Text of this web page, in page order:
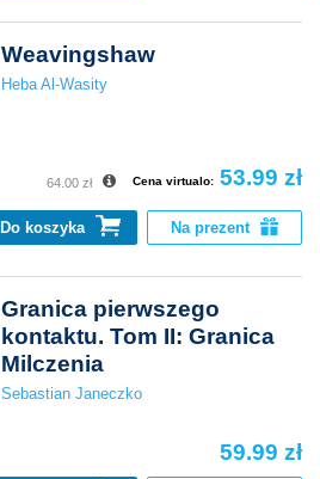
Weavingshaw
Heba Al-Wasity
Cena virtualo: 53.99 zł
64.00 zł
Do koszyka Na prezent
Granica pierwszego
kontaktu. Tom II: Granica
Milczenia
Sebastian Janeczko
59.99 zł